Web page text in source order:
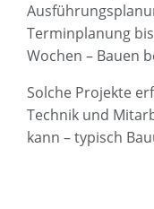
Terminplanung
Wochen – Bauen
Solche Projekte
Technik und
kann – typisch